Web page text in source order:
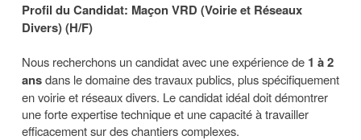
Profil du Candidat: Maçon VRD (Voirie et Réseaux
Divers) (H/F)
Nous recherchons un candidat avec une expérience de 1 à 2
ansdans le domaine des travaux publics, plus spécifiquement
en voirie et réseaux divers. Le candidat idéal doit démontrer
une forte expertise technique et une capacité à travailler
efficacement sur des chantiers complexes.